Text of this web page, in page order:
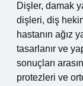
Dişler, damak
dişleri, diş
hastanın ağız
tasarlanır ve
sonuçları
protezleri ve